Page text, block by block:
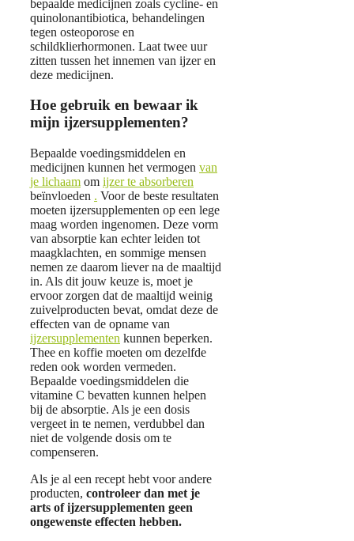
bepaalde medicijnen zoals cycline- en
quinolonantibiotica, behandelingen
tegen osteoporose en
schildklierhormonen. Laat twee uur
zitten tussen het innemen van ijzer en
deze medicijnen.
Hoe gebruik en bewaar ik
mijn ijzersupplementen?
Bepaalde voedingsmiddelen en
medicijnen kunnen het vermogen van
je lichaam om ijzer te absorberen
beïnvloeden . Voor de beste resultaten
moeten ijzersupplementen op een lege
maag worden ingenomen. Deze vorm
van absorptie kan echter leiden tot
maagklachten, en sommige mensen
nemen ze daarom liever na de maaltijd
in. Als dit jouw keuze is, moet je
ervoor zorgen dat de maaltijd weinig
zuivelproducten bevat, omdat deze de
effecten van de opname van
ijzersupplementen kunnen beperken.
Thee en koffie moeten om dezelfde
reden ook worden vermeden.
Bepaalde voedingsmiddelen die
vitamine C bevatten kunnen helpen
bij de absorptie. Als je een dosis
vergeet in te nemen, verdubbel dan
niet de volgende dosis om te
compenseren.
Als je al een recept hebt voor andere
producten, controleer dan met je
arts of ijzersupplementen geen
ongewenste effecten hebben.